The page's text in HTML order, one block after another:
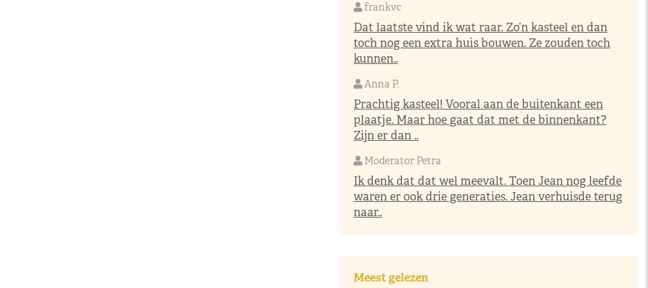
frankvc
Dat laatste vind ik wat raar. Zo’n kasteel en dan
toch nog een extra huis bouwen. Ze zouden toch
kunnen..
Anna P.
Prachtig kasteel! Vooral aan de buitenkant een
plaatje. Maar hoe gaat dat met de binnenkant?
Zijn er dan ..
Moderator Petra
Ik denk dat dat wel meevalt. Toen Jean nog leefde
waren er ook drie generaties. Jean verhuisde terug
naar..
Meest gelezen